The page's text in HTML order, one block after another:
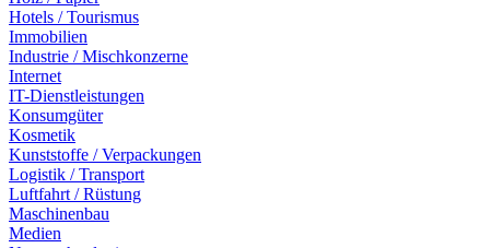
Hotels / Tourismus
Immobilien
Industrie / Mischkonzerne
Internet
IT-Dienstleistungen
Konsumgüter
Kosmetik
Kunststoffe / Verpackungen
Logistik / Transport
Luftfahrt / Rüstung
Maschinenbau
Medien